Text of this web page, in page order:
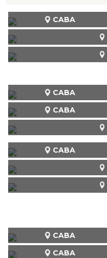
CABA
CABA
CABA
CABA
CABA
CABA